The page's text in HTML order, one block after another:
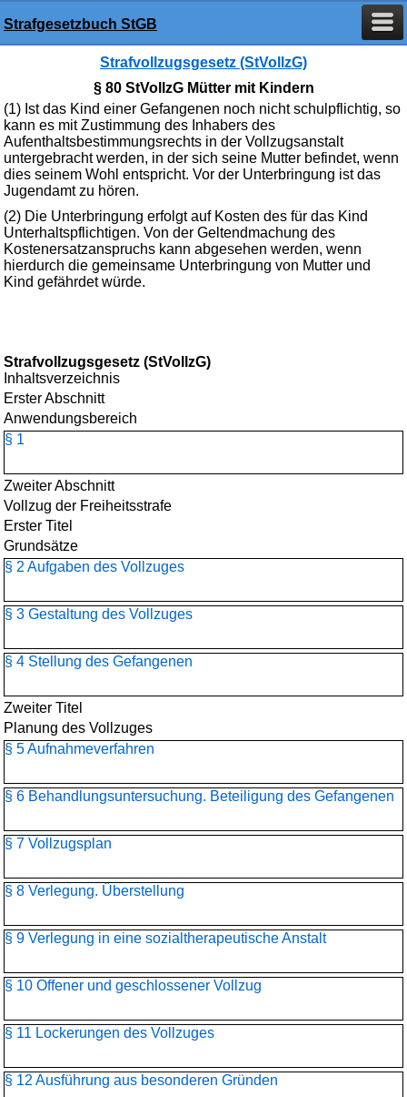
Strafgesetzbuch StGB
Strafvollzugsgesetz (StVollzG)
§ 80 StVollzG Mütter mit Kindern
(1) Ist das Kind einer Gefangenen noch nicht schulpflichtig, so
kann es mit Zustimmung des Inhabers des
Aufenthaltsbestimmungsrechts in der Vollzugsanstalt
untergebracht werden, in der sich seine Mutter befindet, wenn
dies seinem Wohl entspricht. Vor der Unterbringung ist das
Jugendamt zu hören.
(2) Die Unterbringung erfolgt auf Kosten des für das Kind
Unterhaltspflichtigen. Von der Geltendmachung des
Kostenersatzanspruchs kann abgesehen werden, wenn
hierdurch die gemeinsame Unterbringung von Mutter und
Kind gefährdet würde.
Strafvollzugsgesetz (StVollzG)
Inhaltsverzeichnis
Erster Abschnitt
Anwendungsbereich
§ 1
Zweiter Abschnitt
Vollzug der Freiheitsstrafe
Erster Titel
Grundsätze
§ 2 Aufgaben des Vollzuges
§ 3 Gestaltung des Vollzuges
§ 4 Stellung des Gefangenen
Zweiter Titel
Planung des Vollzuges
§ 5 Aufnahmeverfahren
§ 6 Behandlungsuntersuchung. Beteiligung des Gefangenen
§ 7 Vollzugsplan
§ 8 Verlegung. Überstellung
§ 9 Verlegung in eine sozialtherapeutische Anstalt
§ 10 Offener und geschlossener Vollzug
§ 11 Lockerungen des Vollzuges
§ 12 Ausführung aus besonderen Gründen